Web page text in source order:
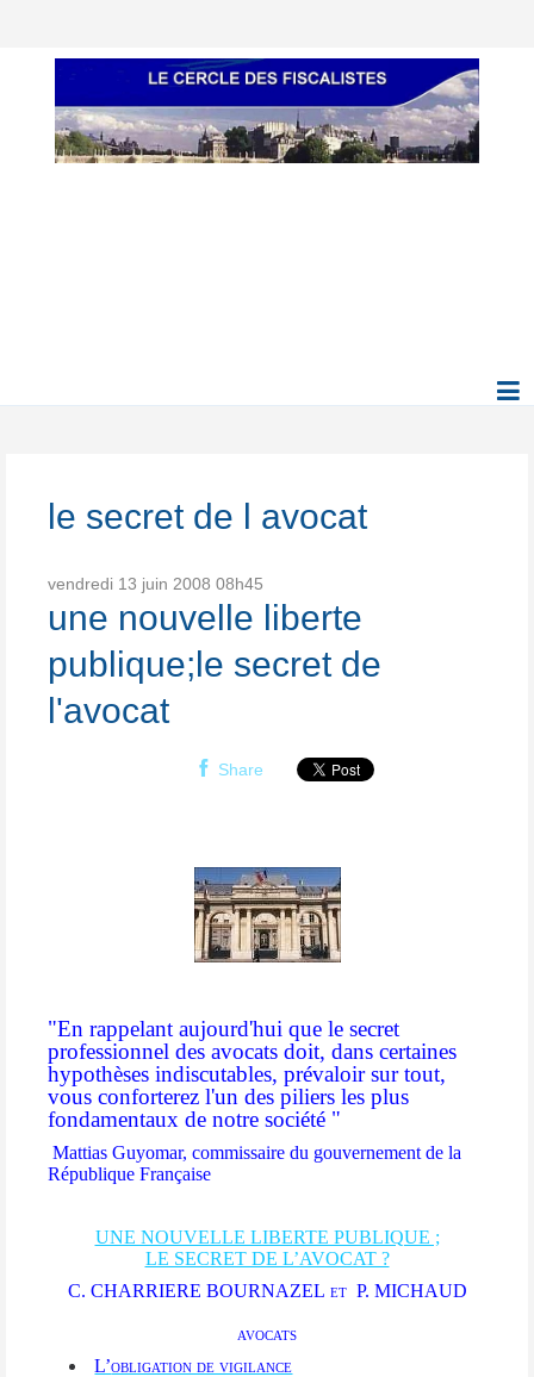
le secret de l avocat
vendredi 13 juin 2008 08h45
une nouvelle liberte
publique;le secret de
l'avocat
Share
"En rappelant aujourd'hui que le secret
professionnel des avocats doit, dans certaines
hypothèses indiscutables, prévaloir sur tout,
vous conforterez l'un des piliers les plus
fondamentaux de notre société "
Mattias Guyomar, commissaire du gouvernement de la
République Française
UNE NOUVELLE LIBERTE PUBLIQUE ;
LE SECRET DE L’AVOCAT ?
C. CHARRIERE BOURNAZEL et P. MICHAUD
avocats
L’obligation de vigilance